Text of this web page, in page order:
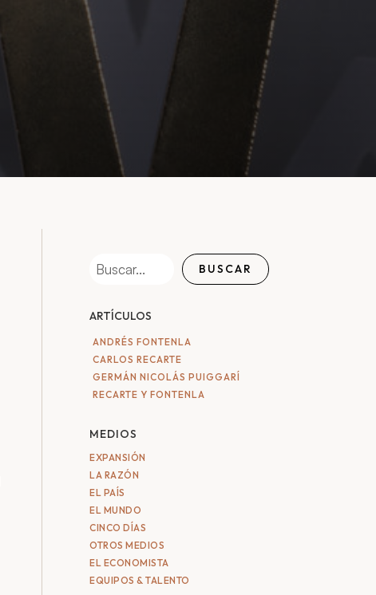
BUSCAR
ARTÍCULOS
ANDRÉS FONTENLA
CARLOS RECARTE
GERMÁN NICOLÁS PUIGGARÍ
RECARTE Y FONTENLA
MEDIOS
EXPANSIÓN
LA RAZÓN
EL PAÍS
EL MUNDO
CINCO DÍAS
OTROS MEDIOS
EL ECONOMISTA
EQUIPOS & TALENTO